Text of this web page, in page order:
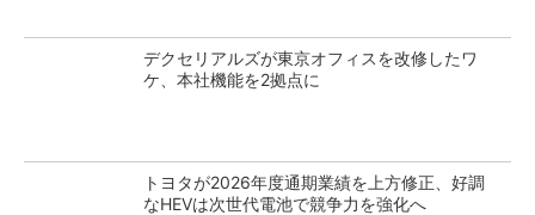
デクセリアルズが東京オフィスを改修したワ
ケ、本社機能を2拠点に
トヨタが2026年度通期業績を上方修正、好調
なHEVは次世代電池で競争力を強化へ